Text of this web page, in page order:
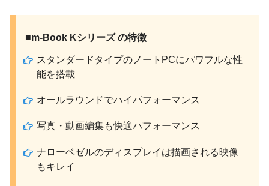
■m-Book Kシリーズ の特徴
スタンダードタイプのノートPCにパワフルな性
能を搭載
オールラウンドでハイパフォーマンス
写真・動画編集も快適パフォーマンス
ナローベゼルのディスプレイは描画される映像
もキレイ